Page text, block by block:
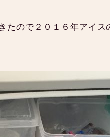
たので２０１６年アイス